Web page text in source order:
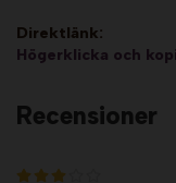
Direktlänk:
Högerklicka och
Recensioner